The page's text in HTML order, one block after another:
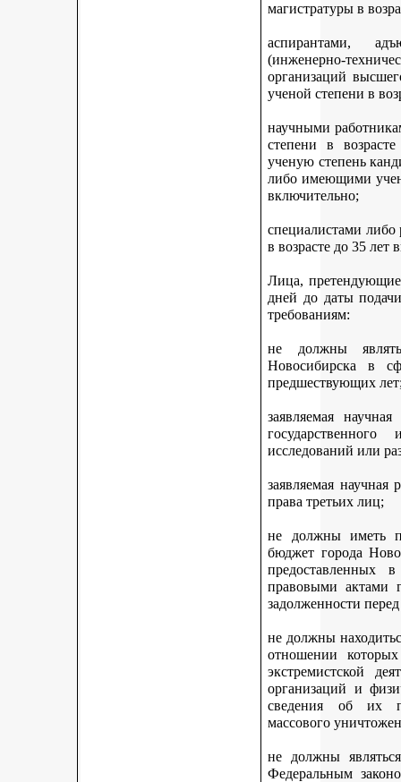
магистратуры в
аспирантами,
(инженерно-
организаций
ученой степени в
научными
степени в
ученую степень
либо имеющими
включительно;
специалистами
в возрасте до 35 лет
Лица,
дней до даты
требованиям:
не должны
Новосибирска в
предшествующих
заявляемая
исследований или
заявляемая
права третьих лиц;
не должны иметь
бюджет города
предоставленных
правовыми актами
задолженности
не должны
отношении
экстремистской
организаций и
сведения об их
массового
не должны
Федеральным